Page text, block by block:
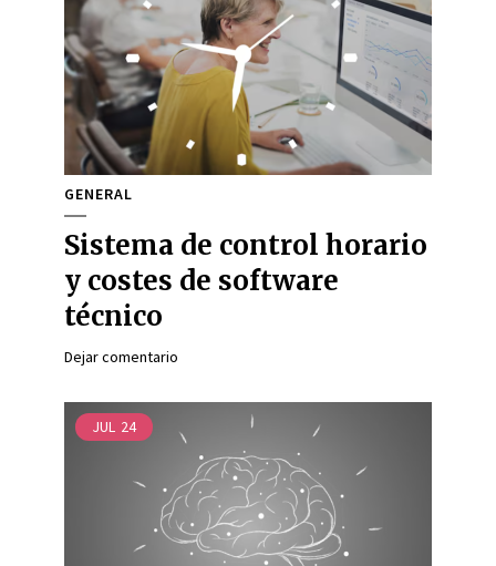
GENERAL
Sistema de control horario
y costes de software
técnico
Dejar comentario
JUL 24